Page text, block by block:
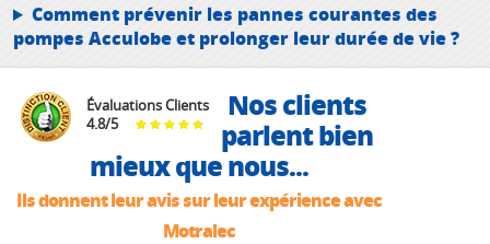
Comment prévenir les pannes courantes des
pompes Acculobe et prolonger leur durée de vie ?
Évaluations Clients
4.8/5
Nos clients
parlent bien
mieux que nous...
Ils donnent leur avis sur leur expérience avec
Motralec